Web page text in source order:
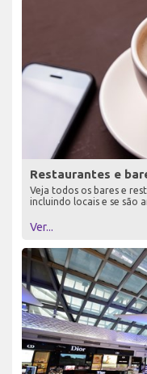
Restaurantes e
Veja todos os bares e
incluindo locais e se são
Ver...